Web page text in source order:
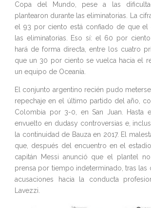
Copa del Mundo, pese a las
plantearon durante las eliminatorias. La
el 93 por ciento está confiado de que el
las eliminatorias. Eso sí: el 60 por
hará de forma directa, entre los cuatro
que un 30 por ciento se vuelca hacia el
un equipo de Oceanía.
El conjunto argentino recién pudo
repechaje en el último partido del año,
Colombia por 3-0, en San Juan. Hasta
envuelto en dudasy controversias e,
la continuidad de Bauza en 2017. El
que, después del encuentro en el
capitán Messi anunció que el plantel
prensa por tiempo indeterminado, tras las
acusaciones hacia la conducta
Lavezzi.